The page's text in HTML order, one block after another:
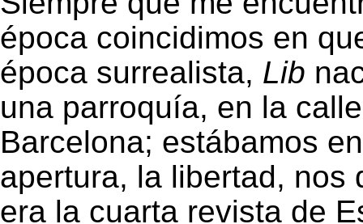
época coincidimos en
época surrealista, Lib
una parroquía, en la
Barcelona; estábamos
apertura, la libertad, nos
era la cuarta revista de